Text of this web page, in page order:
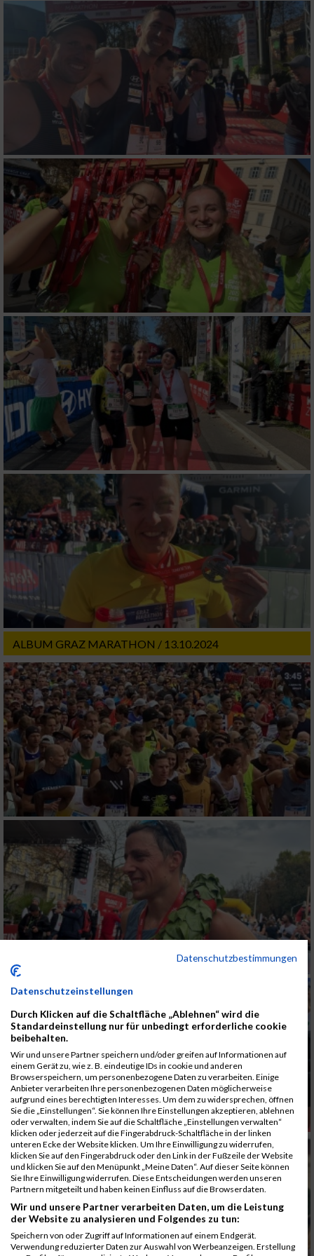
ALBUM GRAZ MARATHON / 13.10.2024
Datenschutzbestimmungen
Datenschutzeinstellungen
Durch Klicken auf die Schaltfläche „Ablehnen“ wird die
Standardeinstellung nur für unbedingt erforderliche cookie
beibehalten.
Wir und unsere Partner speichern und/oder greifen auf Informationen auf
einem Gerät zu, wie z. B. eindeutige IDs in cookie und anderen
Browserspeichern, um personenbezogene Daten zu verarbeiten. Einige
Anbieter verarbeiten Ihre personenbezogenen Daten möglicherweise
aufgrund eines berechtigten Interesses. Um dem zu widersprechen, öffnen
Sie die „Einstellungen“. Sie können Ihre Einstellungen akzeptieren, ablehnen
oder verwalten, indem Sie auf die Schaltfläche „Einstellungen verwalten“
klicken oder jederzeit auf die Fingerabdruck-Schaltfläche in der linken
unteren Ecke der Website klicken. Um Ihre Einwilligung zu widerrufen,
klicken Sie auf den Fingerabdruck oder den Link in der Fußzeile der Website
und klicken Sie auf den Menüpunkt „Meine Daten“. Auf dieser Seite können
Sie Ihre Einwilligung widerrufen. Diese Entscheidungen werden unseren
Partnern mitgeteilt und haben keinen Einfluss auf die Browserdaten.
Wir und unsere Partner verarbeiten Daten, um die Leistung
der Website zu analysieren und Folgendes zu tun:
Speichern von oder Zugriff auf Informationen auf einem Endgerät.
Verwendung reduzierter Daten zur Auswahl von Werbeanzeigen. Erstellung